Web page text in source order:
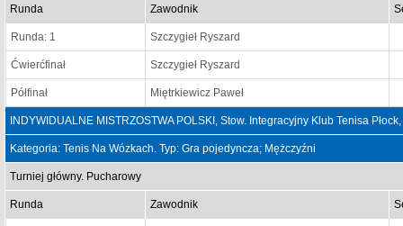
Runda Zawodnik
Runda: 1 Szczygieł Ryszard
Ćwierćfinał Szczygieł Ryszard
Półfinał Miętrkiewicz Paweł
INDYWIDUALNE MISTRZOSTWA POLSKI, Stow. Integracyjny Klub Tenisa
Kategoria: Tenis Na Wózkach. Typ: Gra pojedyncza; Mężczyźni
Turniej główny. Pucharowy
Runda Zawodnik